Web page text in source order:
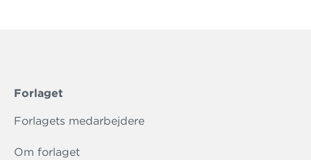
Forlaget
Forlagets medarbejdere
Om forlaget